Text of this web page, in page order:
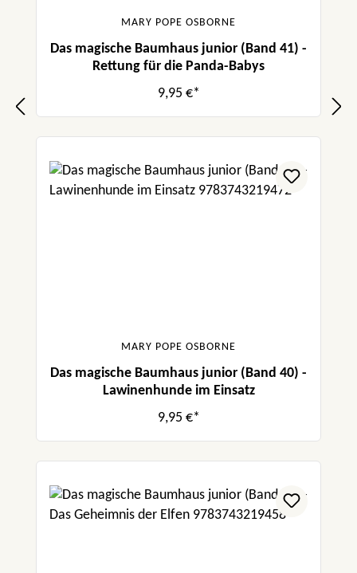
MARY POPE OSBORNE
Das magische Baumhaus junior (Band 41) -
Rettung für die Panda-Babys
9,95 €*
MARY POPE OSBORNE
Das magische Baumhaus junior (Band 40) -
Lawinenhunde im Einsatz
9,95 €*